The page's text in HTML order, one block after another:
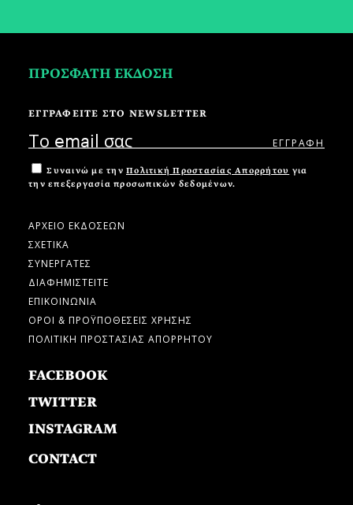
ΠΡΟΣΦΑΤΗ ΕΚΔΟΣΗ
ΕΓΓΡΑΦΕΙΤΕ ΣΤΟ NEWSLETTER
Συναινώ με την Πολιτική Προστασίας Απορρήτου για
την επεξεργασία προσωπικών δεδομένων.
ΑΡΧΕΙΟ ΕΚΔΟΣΕΩΝ
ΣΧΕΤΙΚΑ
ΣΥΝΕΡΓΑΤΕΣ
ΔΙΑΦΗΜΙΣΤΕΙΤΕ
ΕΠΙΚΟΙΝΩΝΙΑ
ΟΡΟΙ & ΠΡΟΫΠΟΘΕΣΕΙΣ ΧΡΗΣΗΣ
ΠΟΛΙΤΙΚΗ ΠΡΟΣΤΑΣΙΑΣ ΑΠΟΡΡΗΤΟΥ
FACEBOOK
TWITTER
INSTAGRAM
CONTACT